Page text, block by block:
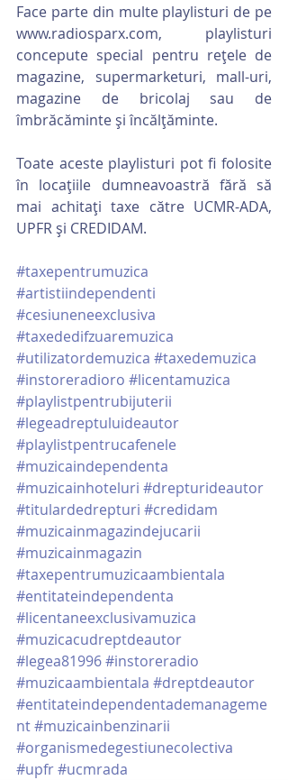
Face parte din multe playlisturi de pe
www.radiosparx.com, playlisturi
concepute special pentru rețele de
magazine, supermarketuri, mall-uri,
magazine de bricolaj sau de
îmbrăcăminte și încălțăminte.
Toate aceste playlisturi pot fi folosite
în locațiile dumneavoastră fără să
mai achitați taxe către UCMR-ADA,
UPFR și CREDIDAM.
#taxepentrumuzica
#artistiindependenti
#cesiuneneexclusiva
#taxededifzuaremuzica
#utilizatordemuzica #taxedemuzica
#instoreradioro #licentamuzica
#playlistpentrubijuterii
#legeadreptuluideautor
#playlistpentrucafenele
#muzicaindependenta
#muzicainhoteluri #drepturideautor
#titulardedrepturi #credidam
#muzicainmagazindejucarii
#muzicainmagazin
#taxepentrumuzicaambientala
#entitateindependenta
#licentaneexclusivamuzica
#muzicacudreptdeautor
#legea81996#instoreradio
#muzicaambientala #dreptdeautor
#entitateindependentademanageme
nt#muzicainbenzinarii
#organismedegestiunecolectiva
#upfr#ucmrada